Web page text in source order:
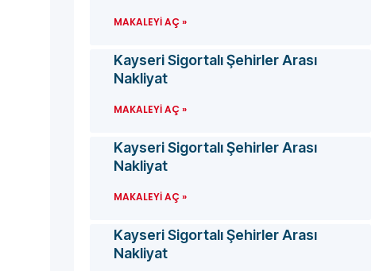
MAKALEYI AÇ »
Kayseri Sigortalı Şehirler Arası
Nakliyat
MAKALEYI AÇ »
Kayseri Sigortalı Şehirler Arası
Nakliyat
MAKALEYI AÇ »
Kayseri Sigortalı Şehirler Arası
Nakliyat